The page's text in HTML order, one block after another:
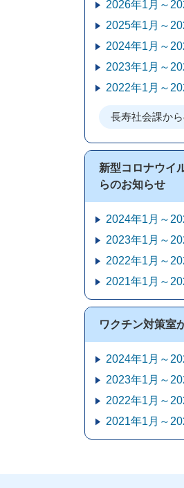
2026年1月～
2025年1月～
2024年1月～
2023年1月～
2022年1月～
長寿社会課か
新型コロナウイ
らのお知らせ
2024年1月～
2023年1月～
2022年1月～
2021年1月～
ワクチン対策室
2024年1月～
2023年1月～
2022年1月～
2021年1月～